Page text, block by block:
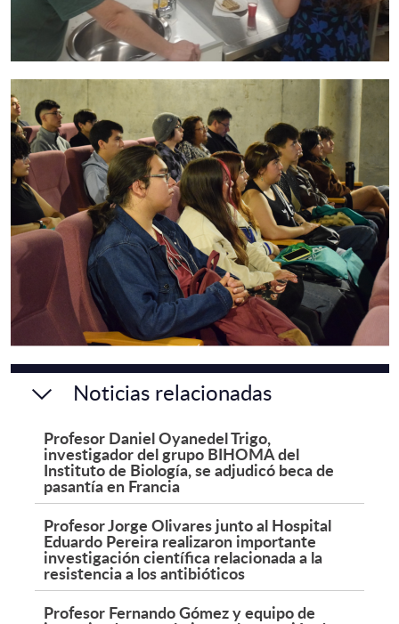
Noticias relacionadas
Profesor Daniel Oyanedel Trigo,
investigador del grupo BIHOMA del
Instituto de Biología, se adjudicó beca de
pasantía en Francia
Profesor Jorge Olivares junto al Hospital
Eduardo Pereira realizaron importante
investigación científica relacionada a la
resistencia a los antibióticos
Profesor Fernando Gómez y equipo de